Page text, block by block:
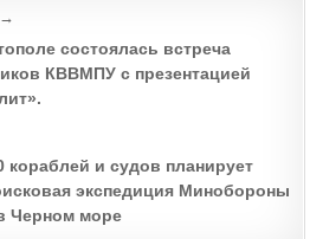
состоялась встреча
КВВМПУ с презентацией
кораблей и судов планирует
экспедиция Минобороны
Черном море